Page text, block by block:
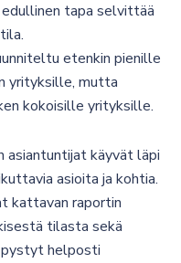
tapa selvittää
etenkin pienille
yrityksille, mutta
kokoisille yrityksille.
asiantuntijat käyvät läpi
asioita ja kohtia.
kattavan raportin
tilasta sekä
helposti